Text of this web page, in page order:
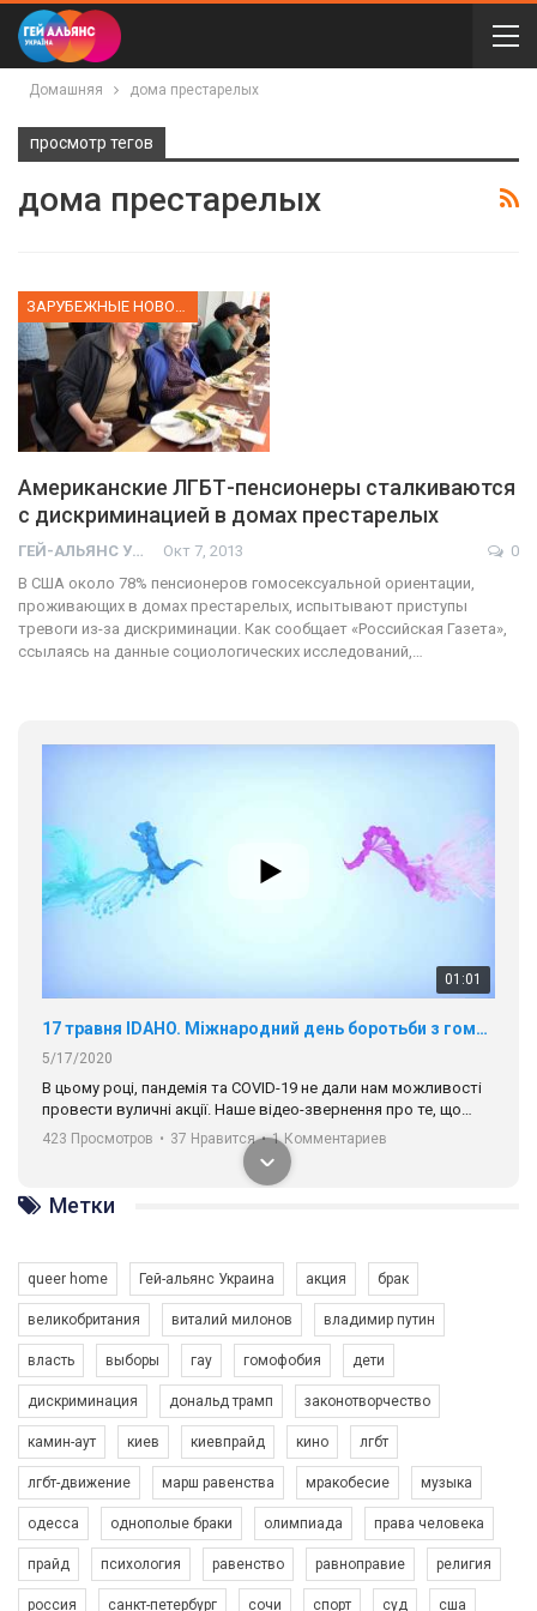
Домашняя дома престарелых
просмотр тегов
дома престарелых
Американские ЛГБТ-пенсионеры сталкиваются
с дискриминацией в домах престарелых
ГЕЙ-АЛЬЯНС УКРАИНА Окт 7, 2013
0
В США около 78% пенсионеров гомосексуальной ориентации,
проживающих в домах престарелых, испытывают приступы
тревоги из-за дискриминации. Как сообщает «Российская Газета»,
ссылаясь на данные социологических исследований,…
01:01
17 травня IDAHO. Міжнародний день боротьби з гомофобією трансфобією і біфобія.
5/17/2020
В цьому році, пандемія та COVІD-19 не дали нам можливості
провести вуличні акції. Наше відео-звернення про те, що
навіть коли ми у різних містах та не можемо зустрінеться, ми
разом. Ми закликаємо всіх хто поділяє цінності рівності та
солідарності, приєднатися до нас. Регіональні підрозділи
ГАУ є в 16 областях України.
Разом наш голос лунає гучніше!
423 Просмотров • 37 Нравится • 1 Комментариев
Зупинимо насильство проти ЛГБТ в Україні! Stop violence against LGBT in Ukraine!
6/30/2017
Емоційний та вражаючий промо-ролік на конкурс PACT, який
представляє програму "Гей-альянс Україна" з протидії
насильству проти ЛГБТ в Україні.
1.9K Просмотров • 226 Нравится • 5 Комментариев
Метки
queer home Гей-альянс Украина акция брак
великобритания виталий милонов владимир путин
власть выборы гау гомофобия дети
дискриминация дональд трамп законотворчество
камин-аут киев киевпрайд кино лгбт
лгбт-движение марш равенства мракобесие музыка
одесса однополые браки олимпиада права человека
прайд психология равенство равноправие религия
россия санкт-петербург сочи спорт суд сша